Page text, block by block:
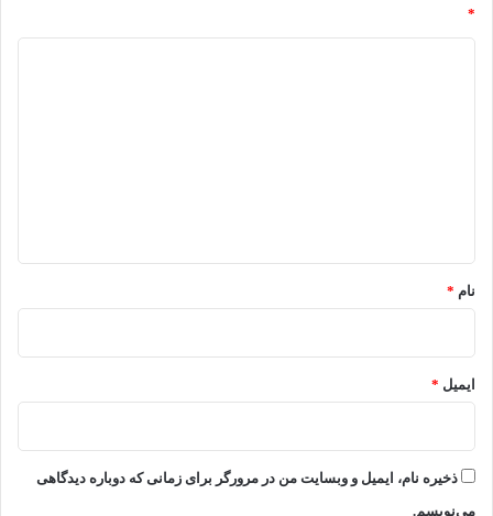
*
نام *
ایمیل *
ذخیره نام، ایمیل و وبسایت من در مرورگر برای زمانی که دوباره دیدگاهی
می‌نویسم.